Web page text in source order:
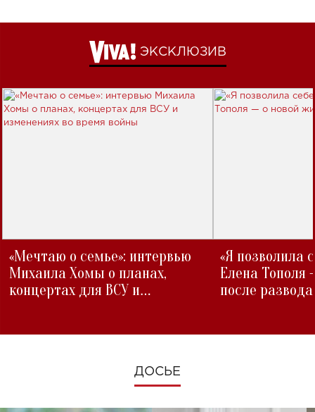
ЭКСКЛЮЗИВ
«Мечтаю о семье»: интервью
Михаила Хомы о планах,
концертах для ВСУ и
«Я позволила
Елена Тополя
после развода
ДОСЬЕ